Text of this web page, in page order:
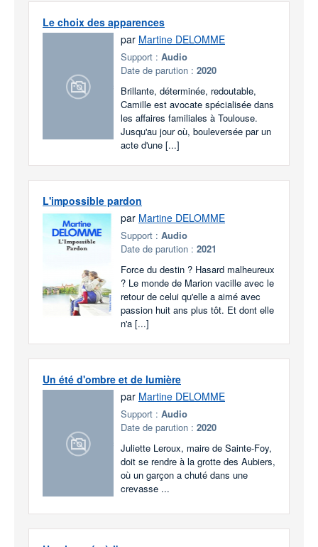
Le choix des apparences
par Martine DELOMME
Support : Audio
Date de parution : 2020
Brillante, déterminée, redoutable,
Camille est avocate spécialisée dans
les affaires familiales à Toulouse.
Jusqu'au jour où, bouleversée par un
acte d'une [...]
L'impossible pardon
par Martine DELOMME
Support : Audio
Date de parution : 2021
Force du destin ? Hasard malheureux
? Le monde de Marion vacille avec le
retour de celui qu'elle a aimé avec
passion huit ans plus tôt. Et dont elle
n'a [...]
Un été d'ombre et de lumière
par Martine DELOMME
Support : Audio
Date de parution : 2020
Juliette Leroux, maire de Sainte-Foy,
doit se rendre à la grotte des Aubiers,
où un garçon a chuté dans une
crevasse ...